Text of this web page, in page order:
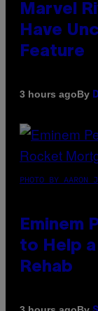
Marvel
Have
Feature
3 hours agoBy
PHOTO BY AARON
Eminem
to Help
Rehab